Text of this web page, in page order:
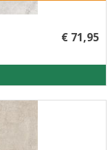
€ 71,95